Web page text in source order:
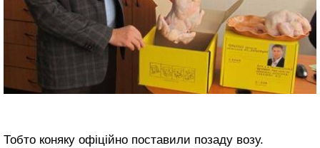
Тобто коняку офіційно поставили позаду возу.